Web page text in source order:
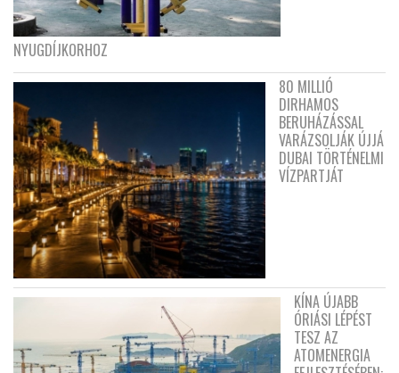
NYUGDÍJKORHOZ
80 MILLIÓ
DIRHAMOS
BERUHÁZÁSSAL
VARÁZSOLJÁK ÚJJÁ
DUBAI TÖRTÉNELMI
VÍZPARTJÁT
KÍNA ÚJABB
ÓRIÁSI LÉPÉST
TESZ AZ
ATOMENERGIA